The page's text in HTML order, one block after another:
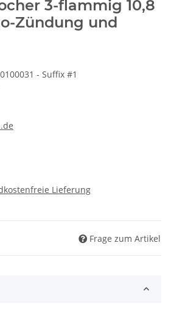
3-flammig 10,8
Zündung und
- Suffix #1
Lieferung
Frage zum Artikel